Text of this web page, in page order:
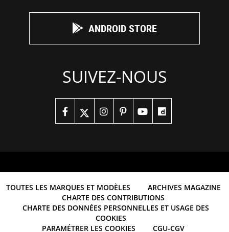
ANDROID STORE
SUIVEZ-NOUS
TOUTES LES MARQUES ET MODÈLES
ARCHIVES MAGAZINE
CHARTE DES CONTRIBUTIONS
CHARTE DES DONNÉES PERSONNELLES ET USAGE DES
COOKIES
PARAMÉTRER LES COOKIES
CGU-CGV